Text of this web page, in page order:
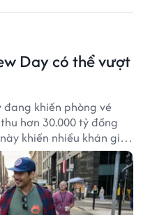
Day có thể vượt
khiến phòng vé
hơn 30.000 tỷ đồng
khiến nhiều khán giả
Tom Holland có thể
từng thiết lập hay không.